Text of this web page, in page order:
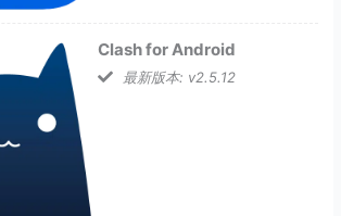
Clash for Android
最新版本: v2.5.12